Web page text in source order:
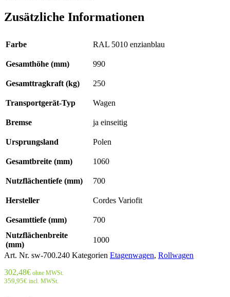
Zusätzliche Informationen
Farbe RAL 5010 enzianblau
Gesamthöhe (mm) 990
Gesamttragkraft (kg) 250
Transportgerät-Typ Wagen
Bremse ja einseitig
Ursprungsland Polen
Gesamtbreite (mm) 1060
Nutzflächentiefe (mm) 700
Hersteller Cordes Variofit
Gesamttiefe (mm)
700
Nutzflächenbreite
(mm)
1000
Art. Nr. sw-700.240 Kategorien Etagenwagen, Rollwagen
302,48€ ohne MWSt.
359,95€ incl. MWSt.